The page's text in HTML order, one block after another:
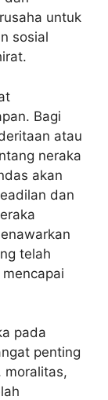
untuk
sosial
Bagi
atau
neraka
akan
dan
telah
pada
penting
moralitas,